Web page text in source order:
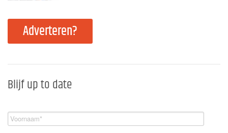
Adverteren?
Blijf up to date